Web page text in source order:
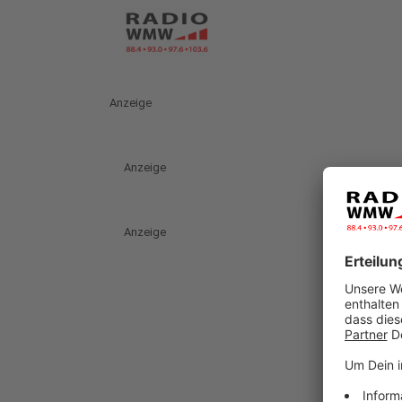
Anzeige
Anzeige
Anzeige